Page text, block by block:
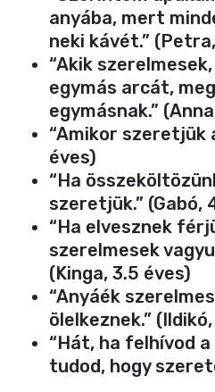
anyába, mert
neki kávét.”
“Akik
egymás arcát,
egymásnak.”
“Amikor szeretjük
éves)
“Ha
szeretjük.” (Gabó,
“Ha elvesznek
szerelmesek
(Kinga, 3.5 éves)
“Anyáék
ölelkeznek.”
“Hát, ha felhívod
tudod, hogy